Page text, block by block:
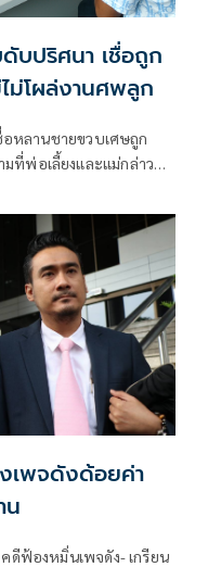
บปริศนา เชื่อถูก
ม่โผล่งานศพลูก
อหลานชายขวบเศษถูก
มที่พ่อเลี้ยงและแม่กล่าว
เพจดังด้อยค่า
น
ดีฟ้องหมิ่นเพจดัง- เกรียน